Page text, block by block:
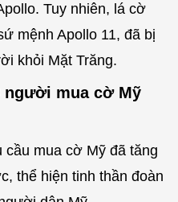
Tuy nhiên, lá cờ
mệnh Apollo 11, đã bị
khỏi Mặt Trăng.
người mua cờ Mỹ
cầu mua cờ Mỹ đã tăng
thể hiện tinh thần đoàn